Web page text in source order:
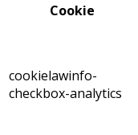
Cookie
cookielawinfo-
checkbox-analytics